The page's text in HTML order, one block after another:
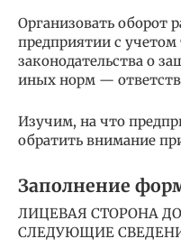
Организовать оборот
предприятии с учетом
законодательства о
иных норм —
Изучим, на что
обратить внимание
Заполнение
ЛИЦЕВАЯ СТОРОНА
СЛЕДУЮЩИЕ